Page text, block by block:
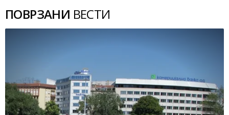
ПОВРЗАНИ ВЕСТИ